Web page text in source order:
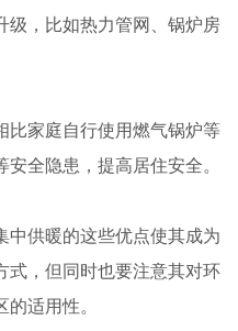
级，比如热力管网、锅炉房
家庭自行使用燃气锅炉等
全隐患，提高居住安全。
中供暖的这些优点使其成为
式，但同时也要注意其对环
适用性。